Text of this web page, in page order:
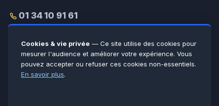
01 34 10 91 61
Réponse sous 2 h
Cookies & vie privée — Ce site utilise des cookies pour
mesurer l'audience et améliorer votre expérience. Vous
pouvez accepter ou refuser ces cookies non-essentiels.
En savoir plus.